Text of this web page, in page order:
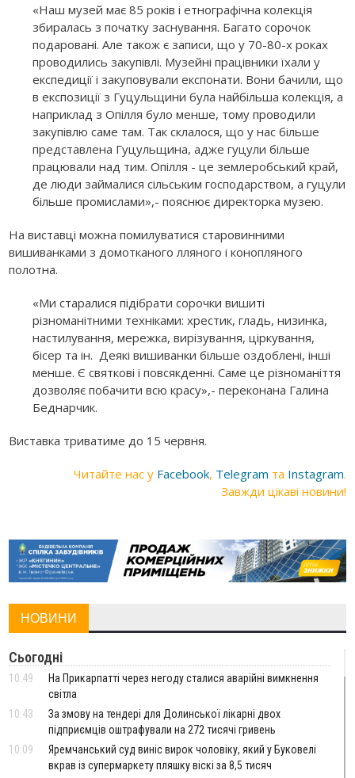
«Наш музей має 85 років і етнографічна колекція
збиралась з початку заснування. Багато сорочок
подаровані. Але також є записи, що у 70-80-х роках
проводились закупівлі. Музейні працівники їхали у
експедиції і закуповували експонати. Вони бачили, що
в експозиції з Гуцульщини була найбільша колекція, а
наприклад з Опілля було менше, тому проводили
закупівлю саме там. Так склалося, що у нас більше
представлена Гуцульщина, адже гуцули більше
працювали над тим. Опілля - це землеробський край,
де люди займалися сільським господарством, а гуцули
більше промислами»,- пояснює директорка музею.
На виставці можна помилуватися старовинними
вишиванками з домотканого лляного і конопляного
полотна.
«Ми старалися підібрати сорочки вишиті
різноманітними техніками: хрестик, гладь, низинка,
настилування, мережка, вирізування, ціркування,
бісер та ін. Деякі вишиванки більше оздоблені, інші
менше. Є святкові і повсякденні. Саме це різноманіття
дозволяє побачити всю красу»,- переконана Галина
Беднарчик.
Виставка триватиме до 15 червня.
Читайте нас у Facebook, Telegram та Instagram.
Завжди цікаві новини!
НОВИНИ
Сьогодні
10:49
На Прикарпатті через негоду сталися аварійні вимкнення
світла
10:43
За змову на тендері для Долинської лікарні двох
підприємців оштрафували на 272 тисячі гривень
10:09
Яремчанський суд виніс вирок чоловіку, який у Буковелі
вкрав із супермаркету пляшку віскі за 8,5 тисяч